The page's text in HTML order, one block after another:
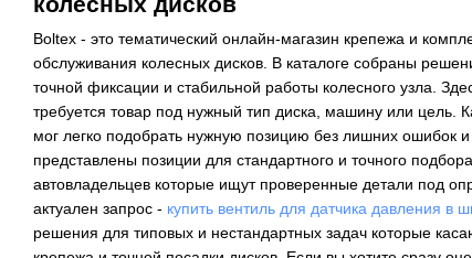
Boltex - это тематический онлайн-магазин крепежа и
обслуживания колесных дисков. В каталоге собраны
точной фиксации и стабильной работы колесного узла.
требуется товар под нужный тип диска, машину или цель.
мог легко подобрать нужную позицию без лишних ошибок и
представлены позиции для стандартного и точного
автовладельцев которые ищут проверенные детали под
актуален запрос - купить вентиль для датчика давления в
решения для типовых и нестандартных задач которые